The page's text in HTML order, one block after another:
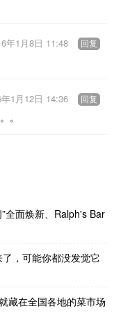
年1月8日 11:48 回复
。
1月12日 14:36 回复
全面焕新、Ralph's Bar
，可能你都没发觉它
藏在全国各地的菜市场